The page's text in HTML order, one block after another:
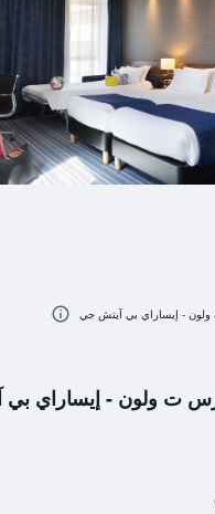
ت ولون - إيساراي
- إيساراي بي آيتش جي